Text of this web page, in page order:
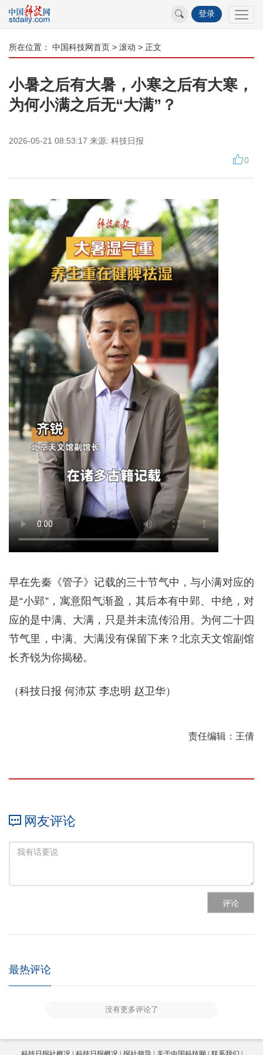
登录
所在位置： 中国科技网首页 > 滚动 > 正文
小暑之后有大暑，小寒之后有大寒，
为何小满之后无“大满”？
2026-05-21 08:53:17 来源: 科技日报
0
早在先秦《管子》记载的三十节气中，与小满对应的
是“小郢”，寓意阳气渐盈，其后本有中郢、中绝，对
应的是中满、大满，只是并未流传沿用。为何二十四
节气里，中满、大满没有保留下来？北京天文馆副馆
长齐锐为你揭秘。
（科技日报 何沛苁 李忠明 赵卫华）
责任编辑：王倩
网友评论
评论
最热评论
没有更多评论了